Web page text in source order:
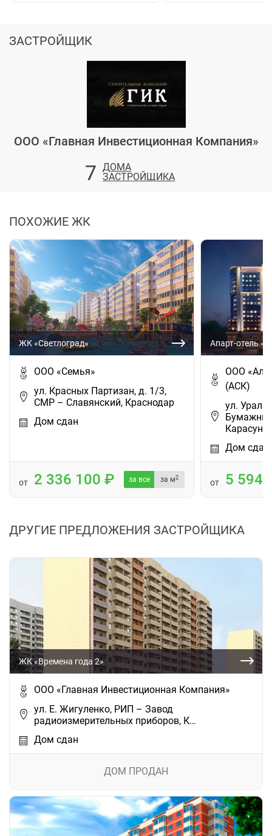
ЗАСТРОЙЩИК
ООО «Главная Инвестиционная Компания»
7 ДОМА
ЗАСТРОЙЩИКА
ПОХОЖИЕ ЖК
ЖК «Светлоград»
ООО «Семья»
ул. Красных Партизан, д. 1/3,
СМР – Славянский, Краснодар
Дом сдан
от 2 336 100 за все за м2
Апарт-отель
ООО
(АСК)
ул.
Дом сдан
от 5 594
ДРУГИЕ ПРЕДЛОЖЕНИЯ ЗАСТРОЙЩИКА
ЖК «Времена года 2»
ООО «Главная Инвестиционная Компания»
ул. Е. Жигуленко, РИП – Завод
радиоизмерительных приборов, К…
Дом сдан
ДОМ ПРОДАН